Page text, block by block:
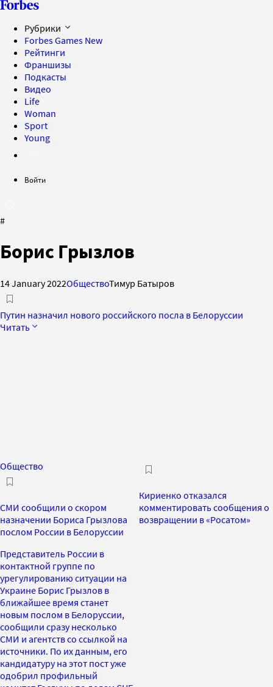
Рубрики
Forbes Games New
Рейтинги
Франшизы
Подкасты
Видео
Life
Woman
Sport
Young
Войти
#
Борис Грызлов
14 January 2022ОбществоТимур Батыров
Путин назначил нового российского посла в Белоруссии
Читать
Общество
СМИ сообщили о скором
назначении Бориса Грызлова
послом России в Белоруссии
Представитель России в
контактной группе по
урегулированию ситуации на
Украине Борис Грызлов в
ближайшее время станет
новым послом в Белоруссии,
сообщили сразу несколько
СМИ и агентств со ссылкой на
источники. По их данным, его
кандидатуру на этот пост уже
одобрил профильный
Кириенко отказался
комментировать сообщения о
возвращении в «Росатом»